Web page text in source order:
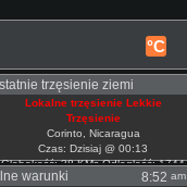
°C
trzęsienie ziemi
Lokalne trzęsienie Lekkie
Trzęsienie
Corinto, Nicaragua
Czas: Dzisiaj @ 00:13
Głebokość: 38 KMs Odległość: 1744
Mil
warunki 8:52 am